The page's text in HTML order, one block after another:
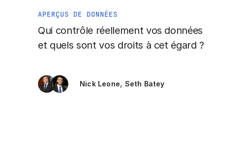
APERÇUS DE DONNÉES
Qui contrôle réellement vos données
et quels sont vos droits à cet égard ?
Nick Leone, Seth Batey